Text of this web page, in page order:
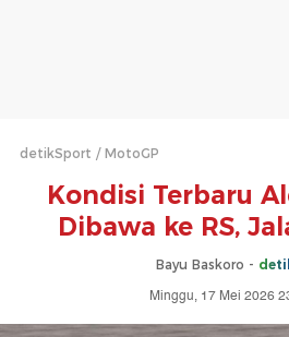
detikSport MotoGP
Kondisi Terbaru
Dibawa ke RS,
Bayu Baskoro -
Minggu, 17 Mei 2026